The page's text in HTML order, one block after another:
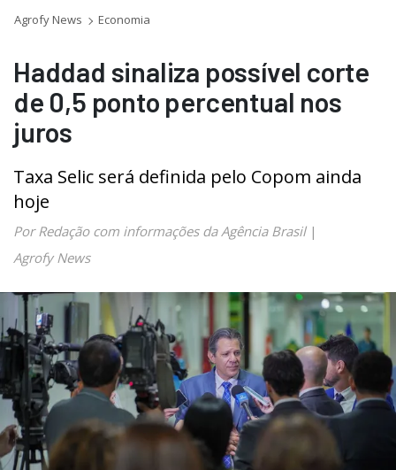
Agrofy News Economia
Haddad sinaliza possível corte
de 0,5 ponto percentual nos
juros
Taxa Selic será definida pelo Copom ainda
hoje
Por Redação com informações da Agência Brasil|
Agrofy News